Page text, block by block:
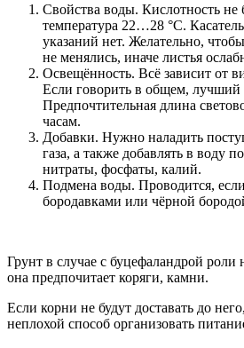
Свойства воды. Кислотность не
температура 22…28 °C.
указаний нет. Желательно,
не менялись, иначе листья
Освещённость. Всё зависит от
Если говорить в общем,
Предпочтительная длина
часам.
Добавки. Нужно наладить
газа, а также добавлять в воду
нитраты, фосфаты, калий.
Подмена воды. Проводится,
бородавками или чёрной
Грунт в случае с буцефаландрой роли
она предпочитает коряги, камни.
Если корни не будут доставать до
неплохой способ организовать